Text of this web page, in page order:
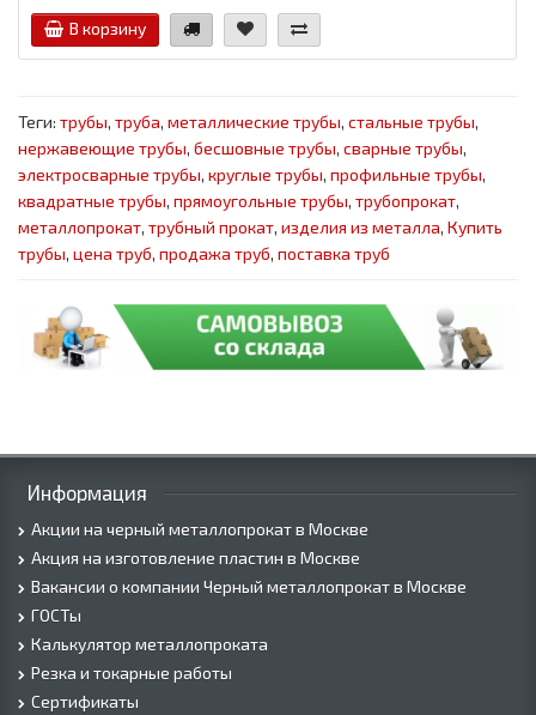
В корзину
Теги: трубы, труба, металлические трубы, стальные трубы,
нержавеющие трубы, бесшовные трубы, сварные трубы,
электросварные трубы, круглые трубы, профильные трубы,
квадратные трубы, прямоугольные трубы, трубопрокат,
металлопрокат, трубный прокат, изделия из металла, Купить
трубы, цена труб, продажа труб, поставка труб
Информация
Акции на черный металлопрокат в Москве
Акция на изготовление пластин в Москве
Вакансии о компании Черный металлопрокат в Москве
ГОСТы
Калькулятор металлопроката
Резка и токарные работы
Сертификаты